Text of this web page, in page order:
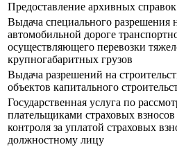
Предоставление архивных справок
Выдача специального разрешения
автомобильной дороге
осуществляющего перевозки
крупногабаритных грузов
Выдача разрешений на
объектов капитального
Государственная услуга по
плательщиками страховых
контроля за уплатой страховых
должностному лицу